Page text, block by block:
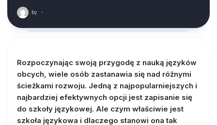
by ·
Rozpoczynając swoją przygodę z nauką języków
obcych, wiele osób zastanawia się nad różnymi
ścieżkami rozwoju. Jedną z najpopularniejszych i
najbardziej efektywnych opcji jest zapisanie się
do szkoły językowej. Ale czym właściwie jest
szkoła językowa i dlaczego stanowi ona tak